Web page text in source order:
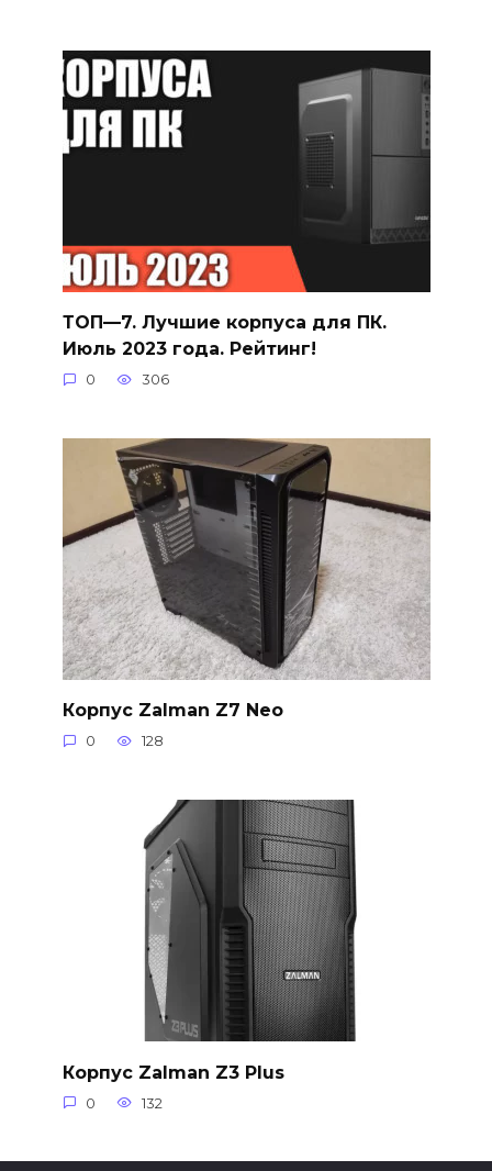
ТОП—7. Лучшие корпуса для ПК.
Июль 2023 года. Рейтинг!
0 306
Корпус Zalman Z7 Neo
0 128
Корпус Zalman Z3 Plus
0 132